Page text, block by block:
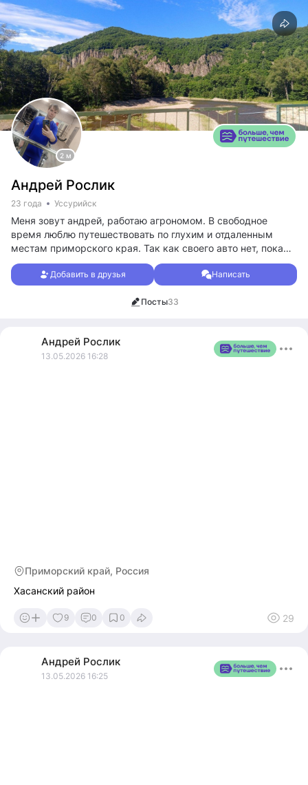
2 м
Андрей Рослик
23 года Уссурийск
Меня зовут андрей, работаю агрономом. В свободное
время люблю путешествовать по глухим и отдаленным
местам приморского края. Так как своего авто нет, пока
что путешествовать нет возможности. Но я бы хотел найти
попутчика, с кем можно поехать куда глаза глядят или
попасть в туристическую группу и отправиться в поход.
Добавить в друзья Написать
Посты33
Андрей Рослик
13.05.2026 16:28
Приморский край, Россия
Хасанский район
9 0 0 29
Андрей Рослик
13.05.2026 16:25